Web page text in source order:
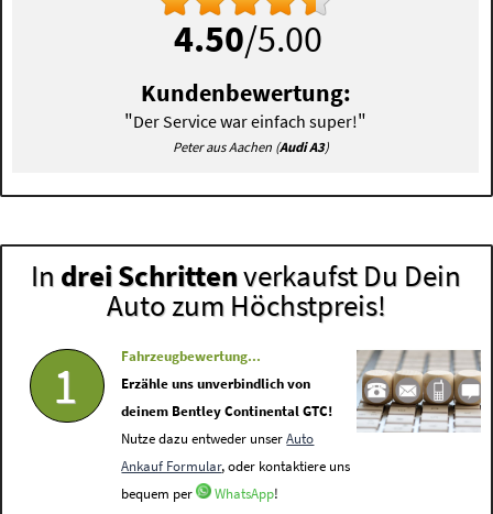
4.50/5.00
Kundenbewertung:
"Der Service war einfach super!"
Peter aus Aachen (Audi A3)
In drei Schrittenverkaufst Du Dein
Auto zum Höchstpreis!
1
Fahrzeugbewertung...
Erzähle uns unverbindlich von
deinem Bentley Continental GTC!
Nutze dazu entweder unserAuto
Ankauf Formular, oder kontaktiere uns
bequem per
WhatsApp!